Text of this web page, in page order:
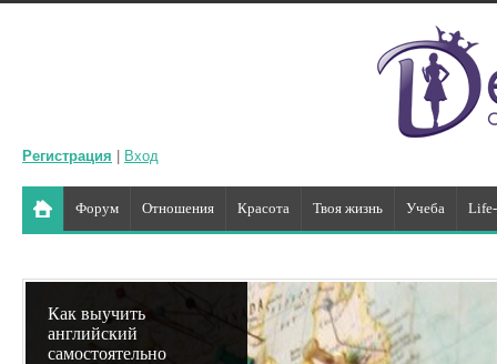
Регистрация Вход
Форум Отношения Красота Твоя жизнь Учеба
Как выучить
английский
самостоятельно